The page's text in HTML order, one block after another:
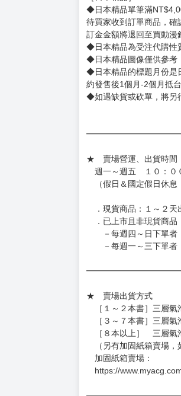
◆預購商品皆無現貨，商
◆商品如有缺件、瑕疵，
◆書籍拆封無法更換及退
書籍有問題請不要拆封，
◆逾期未取且訂單取消後
◆書籍贈品&上市日、依
有時會上市前更改贈品內
◆網路購物取貨後開箱時
訂金金額將退回至買動漫
◆日本精品為受注代購性
◆日本精品圖像僅供參考
約發售後1個月-2個月抵
◆如遇缺貨或砍單，將另
週一～週五 １０：０
（假日＆國定假日休息
．現貨商品：１～２天
．已上市且非現貨商品
－每週四～日下單者，
－每週一～三下單者